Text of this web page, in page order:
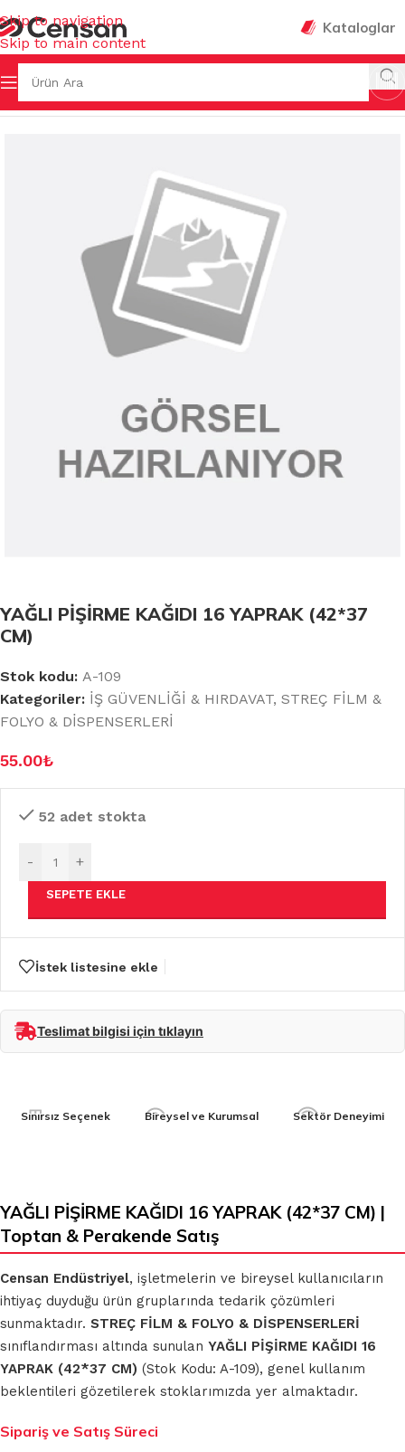
Skip to navigation
Skip to main content
Kataloglar
& HIRDAVAT STREÇ FİLM & FOLYO & DİSPENSERLERİ
YAĞLI PİŞİRME KAĞIDI 16 YAPRAK (42*37
CM)
Stok kodu: A-109
Kategoriler: İŞ GÜVENLİĞİ & HIRDAVAT, STREÇ FİLM &
FOLYO & DİSPENSERLERİ
55.00₺
52 adet stokta
- +
SEPETE EKLE
İstek listesine ekle
Teslimat bilgisi için tıklayın
Sınırsız Seçenek Bireysel ve Kurumsal Sektör Deneyimi
YAĞLI PİŞİRME KAĞIDI 16 YAPRAK (42*37 CM) |
Toptan & Perakende Satış
Censan Endüstriyel, işletmelerin ve bireysel kullanıcıların
ihtiyaç duyduğu ürün gruplarında tedarik çözümleri
sunmaktadır. STREÇ FİLM & FOLYO & DİSPENSERLERİ
sınıflandırması altında sunulan YAĞLI PİŞİRME KAĞIDI 16
YAPRAK (42*37 CM) (Stok Kodu: A-109), genel kullanım
beklentileri gözetilerek stoklarımızda yer almaktadır.
Sipariş ve Satış Süreci